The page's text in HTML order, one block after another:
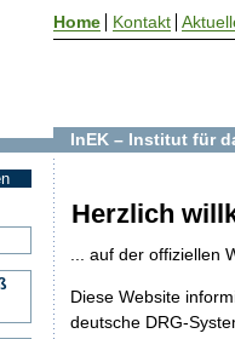
Herzlich
... auf der offiziellen
Diese Website
deutsche DRG-
InEK – Institut für
Home Kontakt